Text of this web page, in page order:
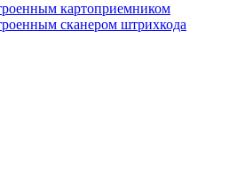
картоприемником
сканером штрихкода